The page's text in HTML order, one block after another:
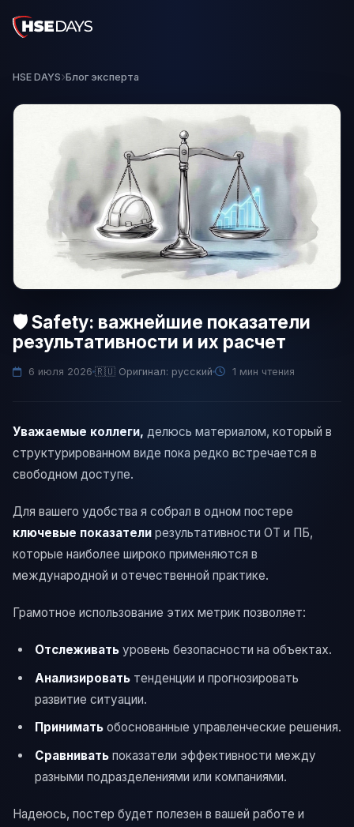
HSE DAYS Блог эксперта
🛡️ Safety: важнейшие показатели
результативности и их расчет
6 июля 2026 🇷🇺 Оригинал: русский 1 мин чтения
Уважаемые коллеги, делюсь материалом, который в
структурированном виде пока редко встречается в
свободном доступе.
Для вашего удобства я собрал в одном постере
ключевые показатели результативности ОТ и ПБ,
которые наиболее широко применяются в
международной и отечественной практике.
Грамотное использование этих метрик позволяет:
Отслеживать уровень безопасности на объектах.
Анализировать тенденции и прогнозировать
развитие ситуации.
Принимать обоснованные управленческие решения.
Сравнивать показатели эффективности между
разными подразделениями или компаниями.
Надеюсь, постер будет полезен в вашей работе и